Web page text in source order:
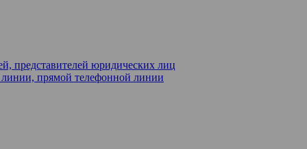
представителей юридических лиц
прямой телефонной линии